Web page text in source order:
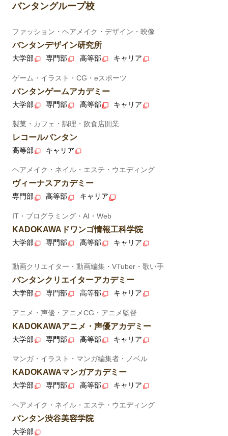
バンタングループ校
ファッション・ヘアメイク・デザイン・映像
バンタンデザイン研究所
大学部 専門部 高等部 キャリア
ゲーム・イラスト・CG・eスポーツ
バンタンゲームアカデミー
大学部 専門部 高等部 キャリア
製菓・カフェ・調理・飲食店開業
レコールバンタン
高等部 キャリア
ヘアメイク・ネイル・エステ・ウエディング
ヴィーナスアカデミー
専門部 高等部 キャリア
IT・プログラミング・AI・Web
KADOKAWAドワンゴ情報工科学院
大学部 専門部 高等部 キャリア
動画クリエイター・動画編集・VTuber・歌い手
バンタンクリエイターアカデミー
大学部 専門部 高等部 キャリア
アニメ・声優・アニメCG・アニメ監督
KADOKAWAアニメ・声優アカデミー
大学部 専門部 高等部 キャリア
マンガ・イラスト・マンガ編集者・ノベル
KADOKAWAマンガアカデミー
大学部 専門部 高等部 キャリア
ヘアメイク・ネイル・エステ・ウエディング
バンタン渋谷美容学院
大学部